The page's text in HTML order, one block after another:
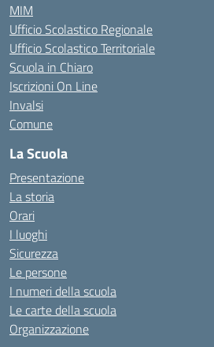
MIM
Ufficio Scolastico Regionale
Ufficio Scolastico Territoriale
Scuola in Chiaro
Iscrizioni On Line
Invalsi
Comune
La Scuola
Presentazione
La storia
Orari
I luoghi
Sicurezza
Le persone
I numeri della scuola
Le carte della scuola
Organizzazione